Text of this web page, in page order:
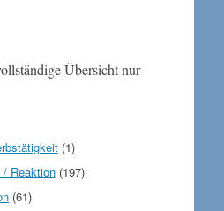
Übersicht nur
(1)
/ Reaktion(197)
(61)